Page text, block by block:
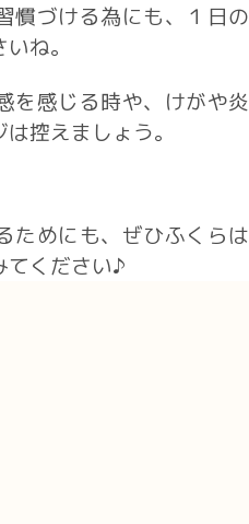
慣づける為にも、１日の
ね。
を感じる時や、けがや炎
控えましょう。
ためにも、ぜひふくらは
てください♪